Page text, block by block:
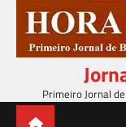
content
Primeiro Jornal